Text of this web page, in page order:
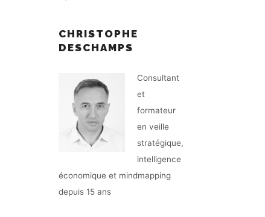
CHRISTOPHE
DESCHAMPS
Consultant
et
formateur
en veille
stratégique,
intelligence
économique et mindmapping
depuis 15 ans